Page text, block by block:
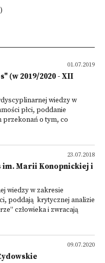
01.07.2019
(w 2019/2020 - XII
wiedzy w
płci, poddanie
przekonań o tym, co
23.07.2018
im. Marii Konopnickiej i
wiedzy w zakresie
poddają krytycznej analizie
człowieka i zwracają
09.07.2020